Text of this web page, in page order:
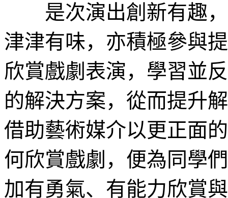
是次演出創新有趣，
津津有味，亦積極參與
欣賞戲劇表演，學習並
的解決方案，從而提升
借助藝術媒介以更正面
何欣賞戲劇，便為同學
加有勇氣、有能力欣賞